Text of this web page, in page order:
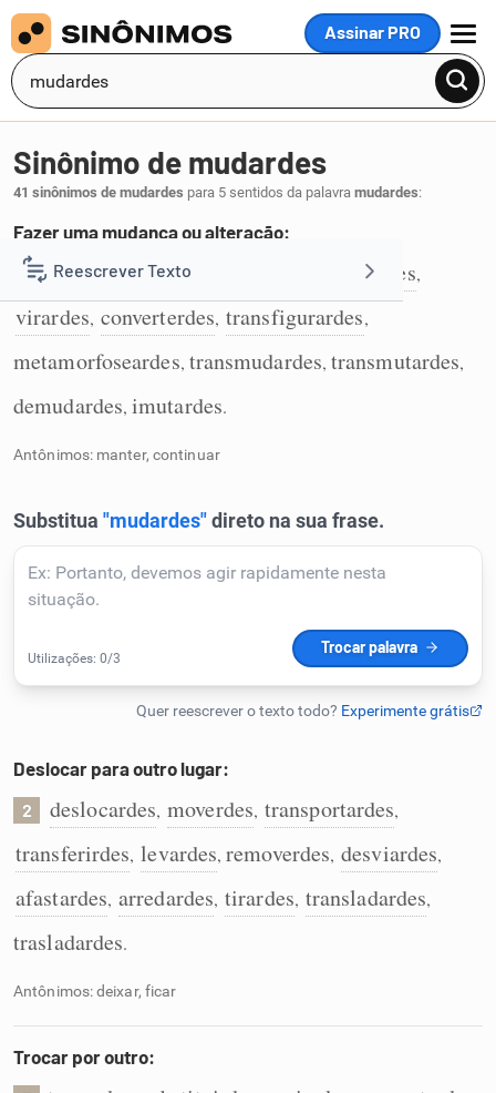
Assinar PRO
MENU
Reescrever Texto
Resumir Texto
Corrigir Texto
Detector de IA
Humanizador de IA
Caça-palavras
Dicionário
Sinônimos
Sinônimo de mudardes
41 sinônimos de mudardes para 5 sentidos da palavra mudardes:
Fazer uma mudança ou alteração:
1 modificardes,alterardes transformardes,
virardes, converterdes, transfigurardes,
metamorfoseardes, transmudardes, transmutardes,
demudardes, imutardes.
Antônimos: manter, continuar
Deslocar para outro lugar:
2 deslocardes, moverdes, transportardes,
transferirdes, levardes,removerdes, desviardes,
afastardes, arredardes, tirardes, transladardes,
trasladardes.
Antônimos: deixar, ficar
Trocar por outro: